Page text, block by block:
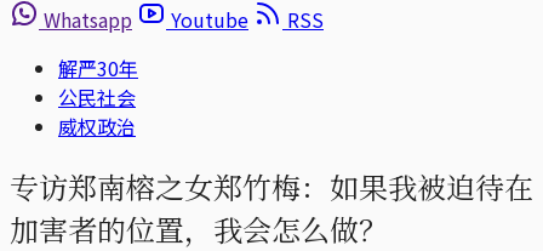
Whatsapp
Youtube
RSS
解严30年
公民社会
威权政治
专访郑南榕之女郑竹梅：如果我被迫待在
加害者的位置，我会怎么做？